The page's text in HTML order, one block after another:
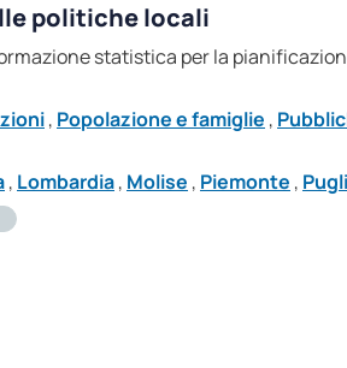
politiche locali
statistica per la
, Popolazione e famiglie ,
, Lombardia, Molise , Piemonte ,